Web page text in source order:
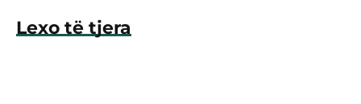
Lexo të tjera